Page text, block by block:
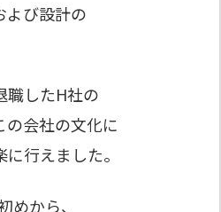
よび設計の
職したH社の
会社の文化に
行えました。
から、